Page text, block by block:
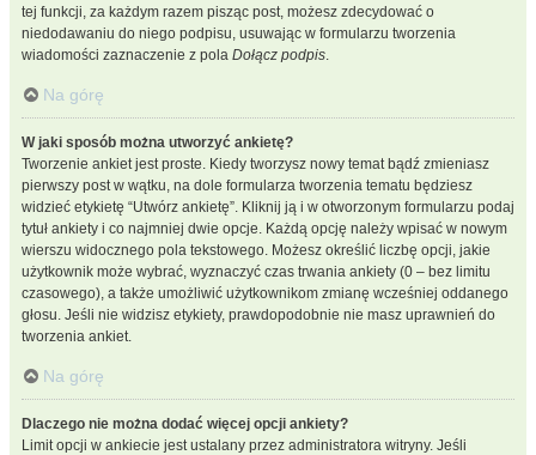
tej funkcji, za każdym razem pisząc post, możesz zdecydować o
niedodawaniu do niego podpisu, usuwając w formularzu tworzenia
wiadomości zaznaczenie z pola Dołącz podpis.
Na górę
W jaki sposób można utworzyć ankietę?
Tworzenie ankiet jest proste. Kiedy tworzysz nowy temat bądź zmieniasz
pierwszy post w wątku, na dole formularza tworzenia tematu będziesz
widzieć etykietę “Utwórz ankietę”. Kliknij ją i w otworzonym formularzu podaj
tytuł ankiety i co najmniej dwie opcje. Każdą opcję należy wpisać w nowym
wierszu widocznego pola tekstowego. Możesz określić liczbę opcji, jakie
użytkownik może wybrać, wyznaczyć czas trwania ankiety (0 – bez limitu
czasowego), a także umożliwić użytkownikom zmianę wcześniej oddanego
głosu. Jeśli nie widzisz etykiety, prawdopodobnie nie masz uprawnień do
tworzenia ankiet.
Na górę
Dlaczego nie można dodać więcej opcji ankiety?
Limit opcji w ankiecie jest ustalany przez administratora witryny. Jeśli